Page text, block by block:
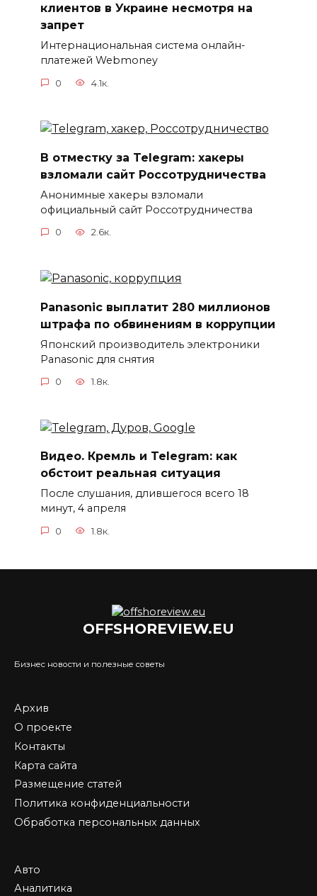
клиентов в Украине несмотря на
запрет
Интернациональная система онлайн-
платежей Webmoney
0 4.1к.
В отместку за Telegram: хакеры
взломали сайт Россотрудничества
Анонимные хакеры взломали
официальный сайт Россотрудничества
0 2.6к.
Panasonic выплатит 280 миллионов
штрафа по обвинениям в коррупции
Японский производитель электроники
Panasonic для снятия
0 1.8к.
Видео. Кремль и Telegram: как
обстоит реальная ситуация
После слушания, длившегося всего 18
минут, 4 апреля
0 1.8к.
OFFSHOREVIEW.EU
Бизнес новости и полезные советы
Архив
О проекте
Контакты
Карта сайта
Размещение статей
Политика конфиденциальности
Обработка персональных данных
Авто
Аналитика